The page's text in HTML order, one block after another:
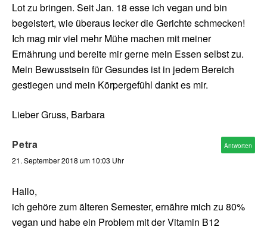
Lot zu bringen. Seit Jan. 18 esse ich vegan und bin
begeistert, wie überaus lecker die Gerichte schmecken!
Ich mag mir viel mehr Mühe machen mit meiner
Ernährung und bereite mir gerne mein Essen selbst zu.
Mein Bewusstsein für Gesundes ist in jedem Bereich
gestiegen und mein Körpergefühl dankt es mir.
Lieber Gruss, Barbara
Petra
21. September 2018 um 10:03 Uhr
Hallo,
ich gehöre zum älteren Semester, ernähre mich zu 80%
vegan und habe ein Problem mit der Vitamin B12
Antworten